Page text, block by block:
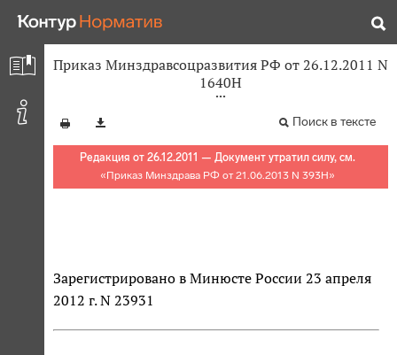
Приказ Минздравсоцразвития РФ от 26.12.2011 N
1640Н
Поиск в тексте
Редакция от 26.12.2011 — Документ утратил силу, см.
«Приказ Минздрава РФ от 21.06.2013 N 393Н»
Зарегистрировано в Минюсте России 23 апреля
2012 г. N 23931